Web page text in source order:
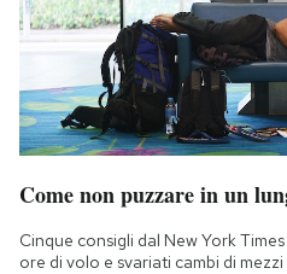
Come non puzzare in un
Cinque consigli dal New York
ore di volo e svariati cambi di mezzi